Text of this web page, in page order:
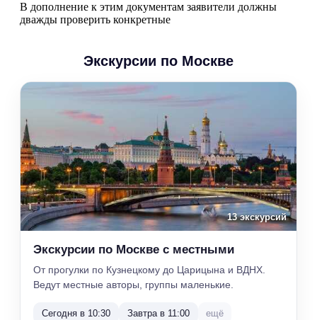
В дополнение к этим документам заявители должны
дважды проверить конкретные
Экскурсии по Москве
13 экскурсий
Экскурсии по Москве с местными
От прогулки по Кузнецкому до Царицына и ВДНХ.
Ведут местные авторы, группы маленькие.
Сегодня в 10:30 Завтра в 11:00 ещё